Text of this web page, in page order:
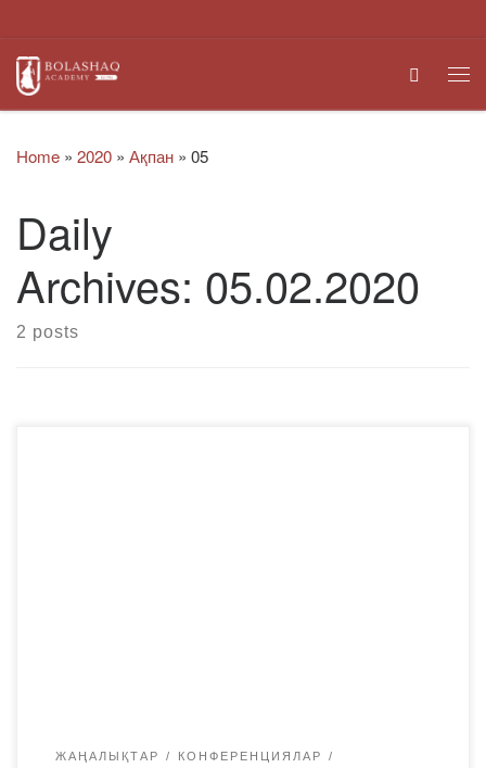
Search
Home » 2020 » Ақпан » 05
Daily
Archives: 05.02.2020
2 posts
ЖАҢАЛЫҚТАР
КОНФЕРЕНЦИЯЛАР